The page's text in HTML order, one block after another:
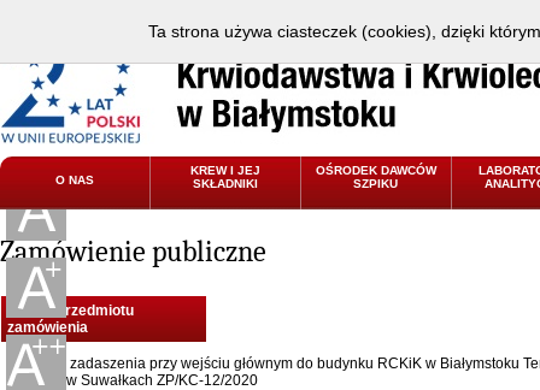
O NAS
KREW I JEJ
SKŁADNIKI
OŚRODEK DAWCÓW
SZPIKU
Zamówienie publiczne
Nazwa przedmiotu
zamówienia
Budowa zadaszenia przy wejściu głównym do budynku RCKiK w Białymstoku
Oddział w Suwałkach ZP/KC-12/2020
Ta strona używa ciasteczek (cookies), dzięki